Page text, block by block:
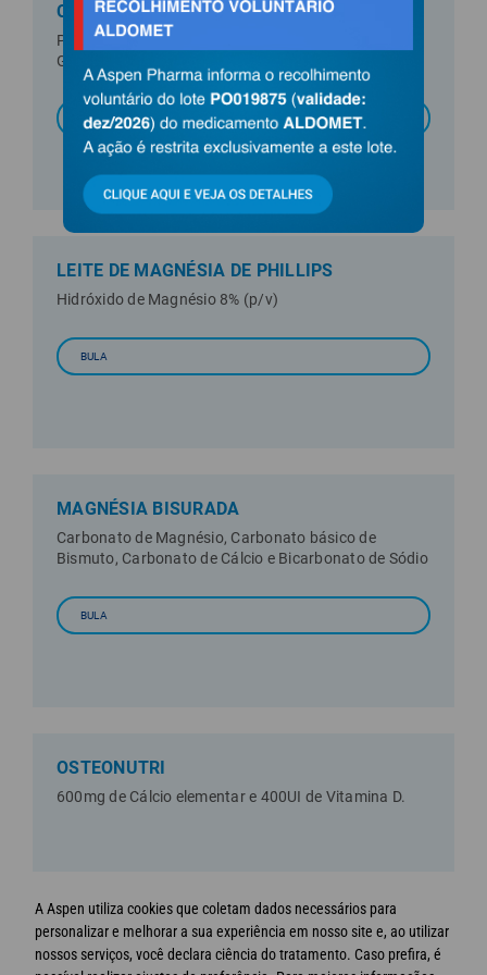
A Aspen utiliza cookies que coletam dados necessários para
personalizar e melhorar a sua experiência em nosso site e, ao utilizar
nossos serviços, você declara ciência do tratamento. Caso prefira, é
CALMAN
Passiflora incarnata L. Crataegus rhipidophylla
Gand. Salix alba L.
BULA
LEITE DE MAGNÉSIA DE PHILLIPS
Hidróxido de Magnésio 8% (p/v)
BULA
MAGNÉSIA BISURADA
Carbonato de Magnésio, Carbonato básico de
Bismuto, Carbonato de Cálcio e Bicarbonato de Sódio
BULA
OSTEONUTRI
600mg de Cálcio elementar e 400UI de Vitamina D.